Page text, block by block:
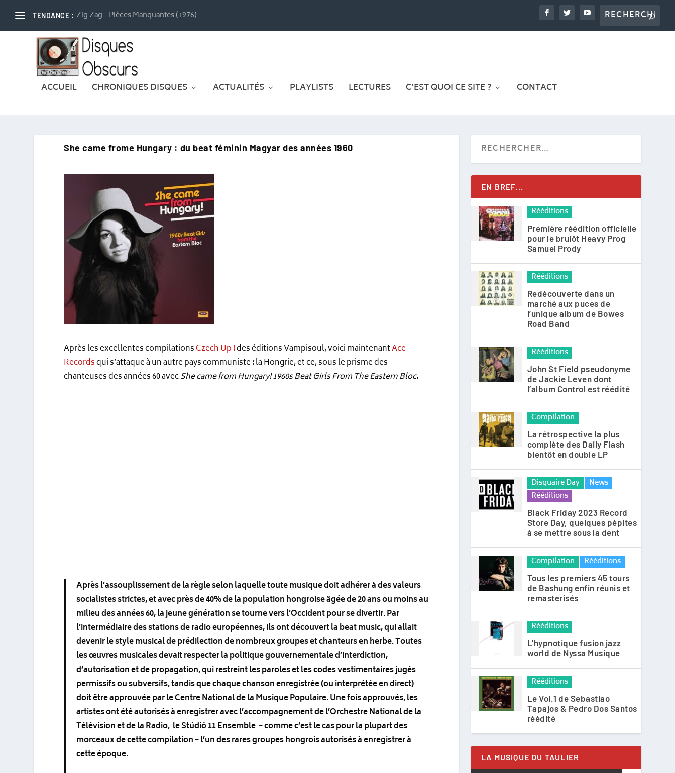
TENDANCE : Zig Zag – Pièces Manquantes (1976)
ACCUEIL CHRONIQUES DISQUES ACTUALITÉS PLAYLISTS LECTURES C’EST QUOI CE SITE ? CONTACT
She came frome Hungary : du beat féminin Magyar des années 1960
Après les excellentes compilationsCzech Up !des éditions Vampisoul, voici maintenantAce
Recordsqui s’attaque à un autre pays communiste : la Hongrie, et ce, sous le prisme des
chanteuses des années 60 avecShe came from Hungary! 1960s Beat Girls From The Eastern Bloc.
Après l’assouplissement de la règle selon laquelle toute musique doit adhérer à des valeurs
socialistes strictes, et avec près de 40% de la population hongroise âgée de 20 ans ou moins au
milieu des années 60, la jeune génération se tourne vers l’Occident pour se divertir. Par
l’intermédiaire des stations de radio européennes, ils ont découvert la beat music, qui allait
devenir le style musical de prédilection de nombreux groupes et chanteurs en herbe. Toutes
les œuvres musicales devait respecter la politique gouvernementale d’interdiction,
d’autorisation et de propagation, qui restreint les paroles et les codes vestimentaires jugés
permissifs ou subversifs, tandis que chaque chanson enregistrée (ou interprétée en direct)
doit être approuvée par le Centre National de la Musique Populaire. Une fois approuvés, les
artistes ont été autorisés à enregistrer avec l’accompagnement de l’Orchestre National de la
Télévision et de la Radio, le Stúdió 11 Ensemble – comme c’est le cas pour la plupart des
morceaux de cette compilation – l’un des rares groupes hongrois autorisés à enregistrer à
cette époque.
EN BREF...
Rééditions
Première réédition officielle
pour le brulôt Heavy Prog
Samuel Prody
Rééditions
Redécouverte dans un
marché aux puces de
l’unique album de Bowes
Road Band
Rééditions
John St Field pseudonyme
de Jackie Leven dont
l’album Control est réédité
Compilation
La rétrospective la plus
complète des Daily Flash
bientôt en double LP
Disquaire Day
News
Rééditions
Black Friday 2023 Record
Store Day, quelques pépites
à se mettre sous la dent
Compilation Rééditions
Tous les premiers 45 tours
de Bashung enfin réunis et
remasterisés
Rééditions
L’hypnotique fusion jazz
world de Nyssa Musique
Rééditions
Le Vol.1 de Sebastiao
Tapajos & Pedro Dos Santos
réédité
LA MUSIQUE DU TAULIER